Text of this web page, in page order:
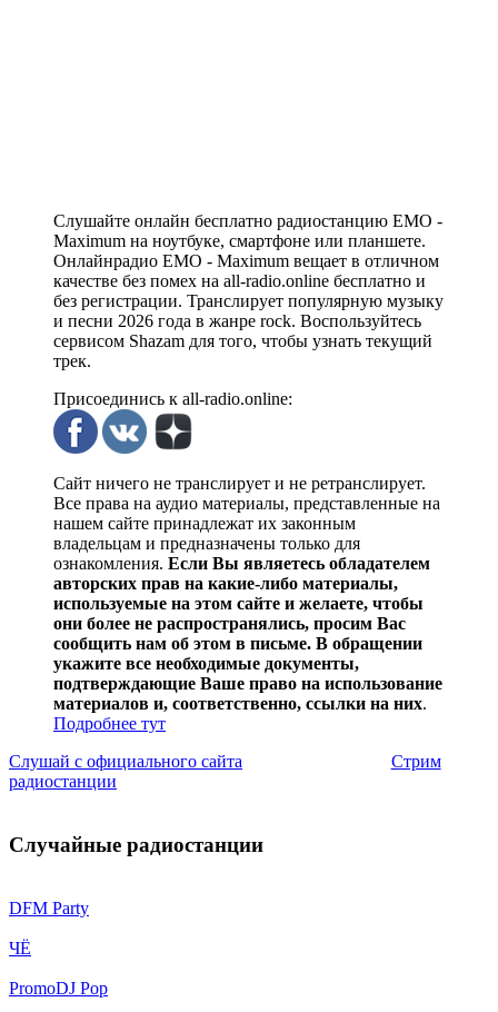
Слушайте онлайн бесплатно радиостанцию EMO -
Maximum на ноутбуке, смартфоне или планшете.
Онлайнрадио EMO - Maximum вещает в отличном
качестве без помех на all-radio.online бесплатно и
без регистрации. Транслирует популярную музыку
и песни 2026 года в жанре rock. Воспользуйтесь
сервисом Shazam для того, чтобы узнать текущий
трек.
Присоединись к all-radio.online:
Сайт ничего не транслирует и не ретранслирует.
Все права на аудио материалы, представленные на
нашем сайте принадлежат их законным
владельцам и предназначены только для
ознакомления. Если Вы являетесь обладателем
авторских прав на какие-либо материалы,
используемые на этом сайте и желаете, чтобы
они более не распространялись, просим Вас
сообщить нам об этом в письме. В обращении
укажите все необходимые документы,
подтверждающие Ваше право на использование
материалов и, соответственно, ссылки на них.
Подробнее тут
Слушай с официального сайта
Стрим
радиостанции
Случайные радиостанции
DFM Party
ЧЁ
PromoDJ Pop